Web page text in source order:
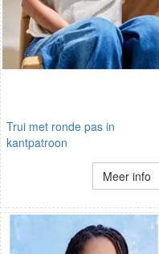
Trui met ronde pas in
kantpatroon
Meer info